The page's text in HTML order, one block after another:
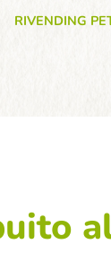
RIVENDING